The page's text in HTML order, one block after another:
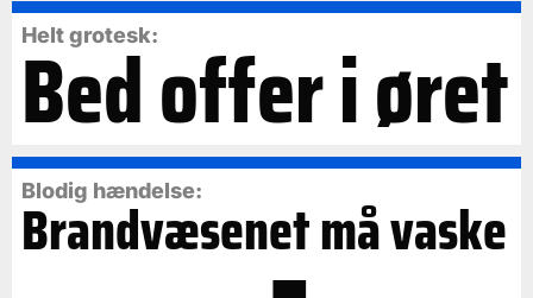
Helt grotesk:
Bed offer i øret
Blodig hændelse:
Brandvæsenet må vaske